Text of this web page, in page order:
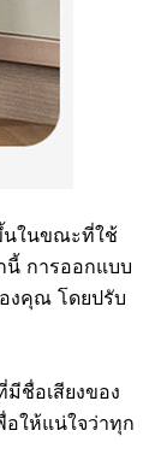
นในขณะที่ใช้
นี้ การออกแบบ
งคุณ โดยปรับ
ชื่อเสียงของ
ให้แน่ใจว่าทุก